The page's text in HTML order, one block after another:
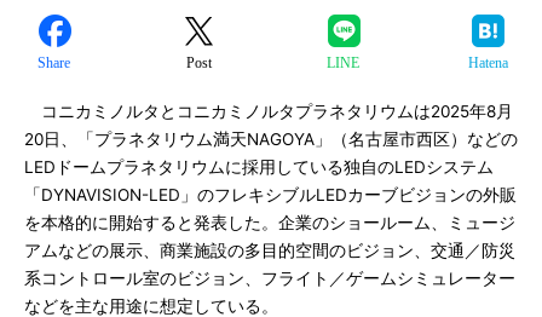
Share Post LINE Hatena
コニカミノルタとコニカミノルタプラネタリウムは2025年8月
20日、「プラネタリウム満天NAGOYA」（名古屋市西区）などの
LEDドームプラネタリウムに採用している独自のLEDシステム
「DYNAVISION-LED」のフレキシブルLEDカーブビジョンの外販
を本格的に開始すると発表した。企業のショールーム、ミュージ
アムなどの展示、商業施設の多目的空間のビジョン、交通／防災
系コントロール室のビジョン、フライト／ゲームシミュレーター
などを主な用途に想定している。